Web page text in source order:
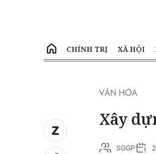
CHÍNH TRỊ XÃ HỘI
VĂN HÓA
Xây
SGGP